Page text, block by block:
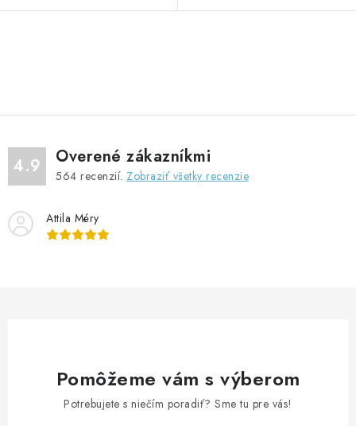
á
d
a
c
e
4.9 Overené zákazníkmi
564 recenzií. Zobraziť všetky recenzie
Attila Méry
Pomôžeme vám s výberom
Potrebujete s niečím poradiť? Sme tu pre vás!